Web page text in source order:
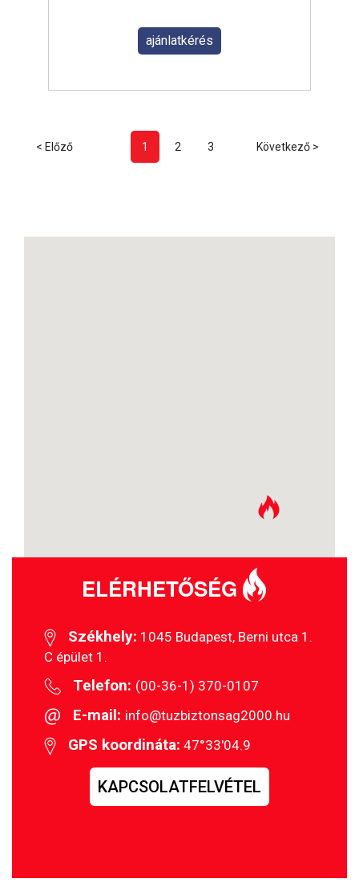
ajánlatkérés
< Előző 1 2 3 Következő >
ELÉRHETŐSÉG
Székhely: 1045 Budapest, Berni utca 1.
C épület 1.
Telefon: (00-36-1) 370-0107
E-mail: info@tuzbiztonsag2000.hu
GPS koordináta: 47°33'04.9
KAPCSOLATFELVÉTEL